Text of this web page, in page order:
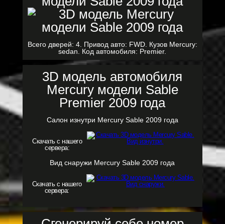
Всего дверей: 4. Привод авто: FWD. Кузов Mercury:
sedan. Код автомобиля: Premier.
3D модель автомобиля
Mercury модели Sable
Premier 2009 года
Салон изнутри Mercury Sable 2009 года
Скачать с нашего
сервера:
Вид снаружи Mercury Sable 2009 года
Скачать с нашего
сервера: